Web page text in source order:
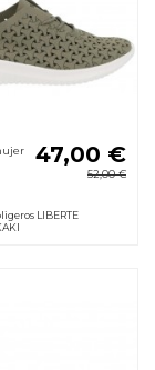
47,00 €
52,00 €
LIBERTE